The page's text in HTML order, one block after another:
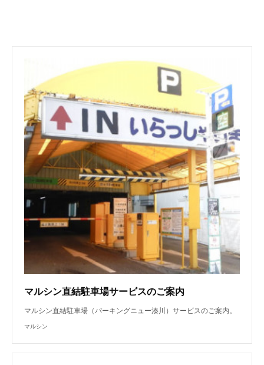
マルシン直結駐車場サービスのご案内
マルシン直結駐車場（パーキングニュー湊川）サービスのご案内。
マルシン